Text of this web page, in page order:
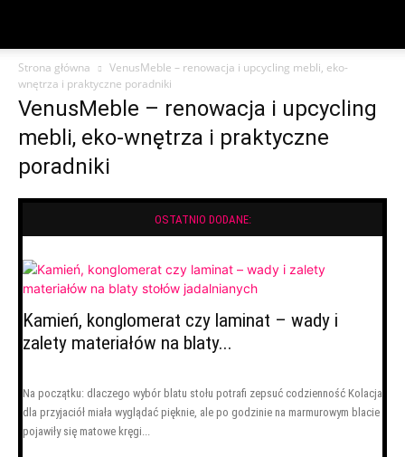
Strona główna
VenusMeble – renowacja i upcycling mebli, eko-
wnętrza i praktyczne poradniki
VenusMeble – renowacja i upcycling
mebli, eko-wnętrza i praktyczne
poradniki
OSTATNIO DODANE:
Kamień, konglomerat czy laminat – wady i
zalety materiałów na blaty...
Na początku: dlaczego wybór blatu stołu potrafi zepsuć codzienność Kolacja
dla przyjaciół miała wyglądać pięknie, ale po godzinie na marmurowym blacie
pojawiły się matowe kręgi...